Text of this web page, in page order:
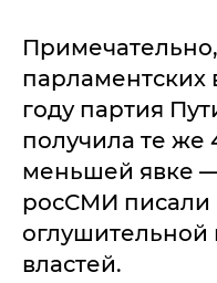
парламентских
году партия
получила те же
меньшей явке —
росСМИ писали
властей.